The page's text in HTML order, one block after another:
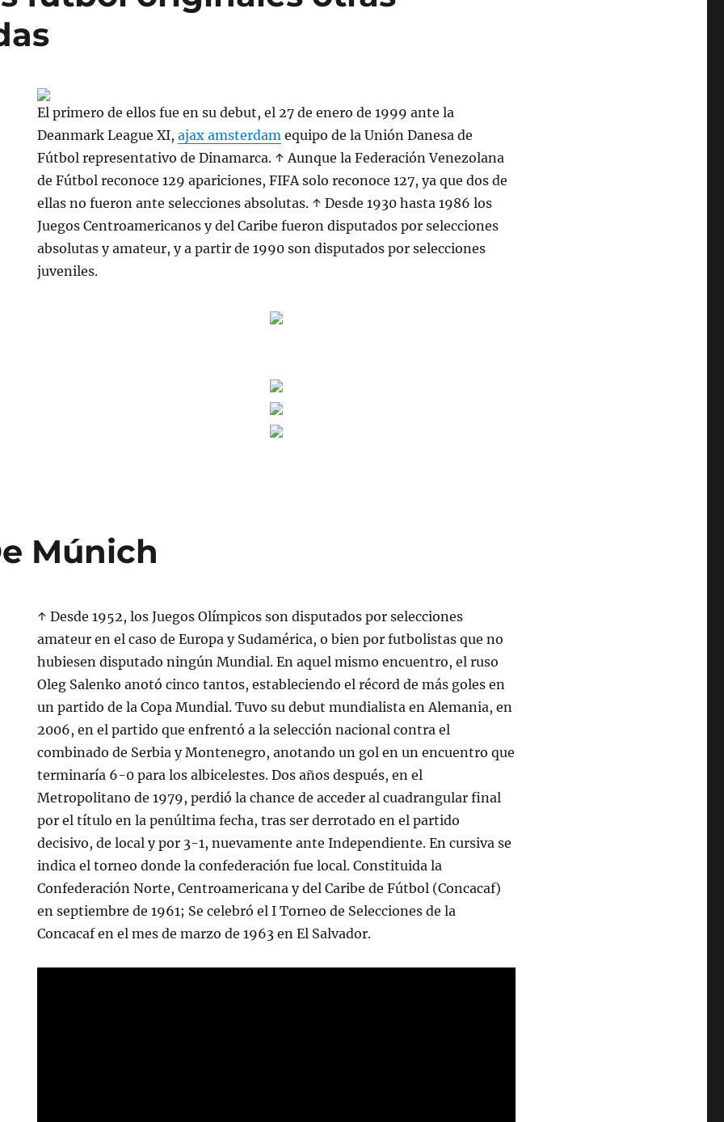
El primero de ellos fue en su debut, el 27 de enero de 1999 ante la
Deanmark League XI,ajax amsterdam equipo de la Unión Danesa de
Fútbol representativo de Dinamarca. ↑ Aunque la Federación Venezolana
de Fútbol reconoce 129 apariciones, FIFA solo reconoce 127, ya que dos de
ellas no fueron ante selecciones absolutas. ↑ Desde 1930 hasta 1986 los
Juegos Centroamericanos y del Caribe fueron disputados por selecciones
absolutas y amateur, y a partir de 1990 son disputados por selecciones
juveniles.
Múnich
↑ Desde 1952, los Juegos Olímpicos son disputados por selecciones
amateur en el caso de Europa y Sudamérica, o bien por futbolistas que no
hubiesen disputado ningún Mundial. En aquel mismo encuentro, el ruso
Oleg Salenko anotó cinco tantos, estableciendo el récord de más goles en
un partido de la Copa Mundial. Tuvo su debut mundialista en Alemania, en
2006, en el partido que enfrentó a la selección nacional contra el
combinado de Serbia y Montenegro, anotando un gol en un encuentro que
terminaría 6-0 para los albicelestes. Dos años después, en el
Metropolitano de 1979, perdió la chance de acceder al cuadrangular final
por el título en la penúltima fecha, tras ser derrotado en el partido
decisivo, de local y por 3-1, nuevamente ante Independiente. En cursiva se
indica el torneo donde la confederación fue local. Constituida la
Confederación Norte, Centroamericana y del Caribe de Fútbol (Concacaf)
en septiembre de 1961; Se celebró el I Torneo de Selecciones de la
Concacaf en el mes de marzo de 1963 en El Salvador.